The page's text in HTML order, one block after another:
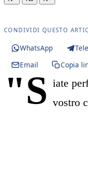
CONDIVIDI QUESTO
WhatsApp
Email
Copia
"S iate
vostro